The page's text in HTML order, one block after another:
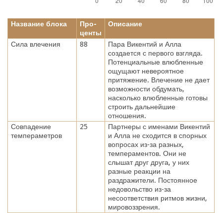
Название блока
Про-
центы
Описание
Сила влечения 88
Пара Викентий и Алла
создается с первого взгляда.
Потенциальные влюбленные
ощущают невероятное
притяжение. Влечение не дает
возможности обдумать,
насколько влюбленные готовы
строить дальнейшие
отношения.
Совпадение
темпераметров
25
Партнеры с именами Викентий
и Алла не сходится в спорных
вопросах из-за разных,
темпераментов. Они не
слышат друг друга, у них
разные реакции на
раздражители. Постоянное
недовольство из-за
несоответствия ритмов жизни,
мировоззрения.